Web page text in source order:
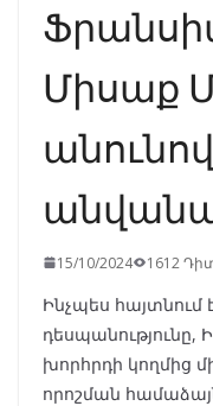
Միսաք
15/10/2024 1612
Ինչպես հայտնում
դեսպանությունը,
խորհրդի կողմից
որոշման